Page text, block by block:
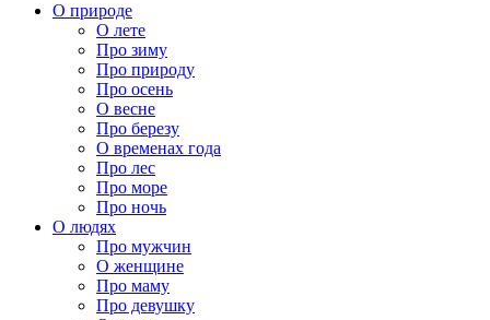
О природе
О лете
Про зиму
Про природу
Про осень
О весне
Про березу
О временах года
Про лес
Про море
Про ночь
О людях
Про мужчин
О женщине
Про маму
Про девушку